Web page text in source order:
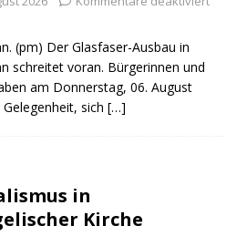
(pm) Der Glasfaser-Ausbau in
schreitet voran. Bürgerinnen und
am Donnerstag, 06. August
sich […]
in
Kirche